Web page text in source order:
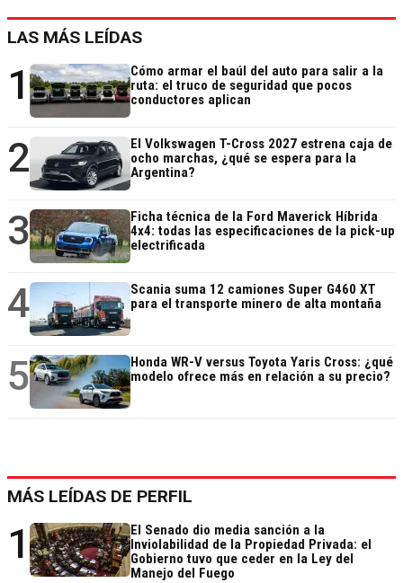
LAS MÁS LEÍDAS
1
Cómo armar el baúl del auto para salir a la
ruta: el truco de seguridad que pocos
conductores aplican
2
El Volkswagen T-Cross 2027 estrena caja de
ocho marchas, ¿qué se espera para la
Argentina?
3
Ficha técnica de la Ford Maverick Híbrida
4x4: todas las especificaciones de la pick-up
electrificada
4
Scania suma 12 camiones Super G460 XT
para el transporte minero de alta montaña
5
Honda WR-V versus Toyota Yaris Cross: ¿qué
modelo ofrece más en relación a su precio?
MÁS LEÍDAS DE PERFIL
1
El Senado dio media sanción a la
Inviolabilidad de la Propiedad Privada: el
Gobierno tuvo que ceder en la Ley del
Manejo del Fuego